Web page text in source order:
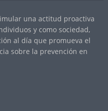
una actitud proactiva
y como sociedad,
al día que promueva el
sobre la prevención en